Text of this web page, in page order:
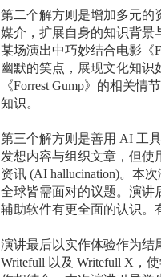
第二个解方则是增加多元的
媒介，扩展自身的知识背景
某场演出中巧妙结合电影《
幽默的笑点，展现文化知识
《Forrest Gump》的相关情
知识。
第三个解方则是善用 AI 工
发想内容与组织文章，但使
资讯 (AI hallucination)。本
全球皆需面对的议题。演讲
辅助软件有更全面的认识。
演讲最后以实作体验作为结
Writefull 以及 Writefull X ，